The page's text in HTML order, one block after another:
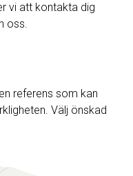
vi att kontakta dig
oss.
referens som kan
Välj önskad